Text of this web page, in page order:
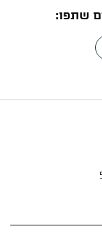
שתפו: